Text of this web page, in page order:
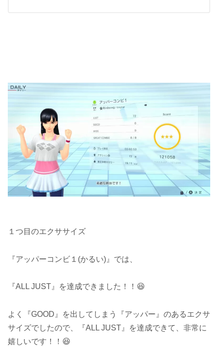
１つ目のエクササイズ
『アッパーコンビ１(かるい)』では、
『ALL JUST』を達成できました！！😆
よく『GOOD』を出してしまう『アッパー』のあるエクサ
サイズでしたので、『ALL JUST』を達成できて、非常に
嬉しいです！！😆